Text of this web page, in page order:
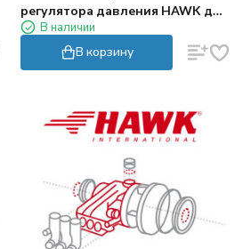
регулятора давления HAWK для
VBR-VBRS
В наличии
В корзину